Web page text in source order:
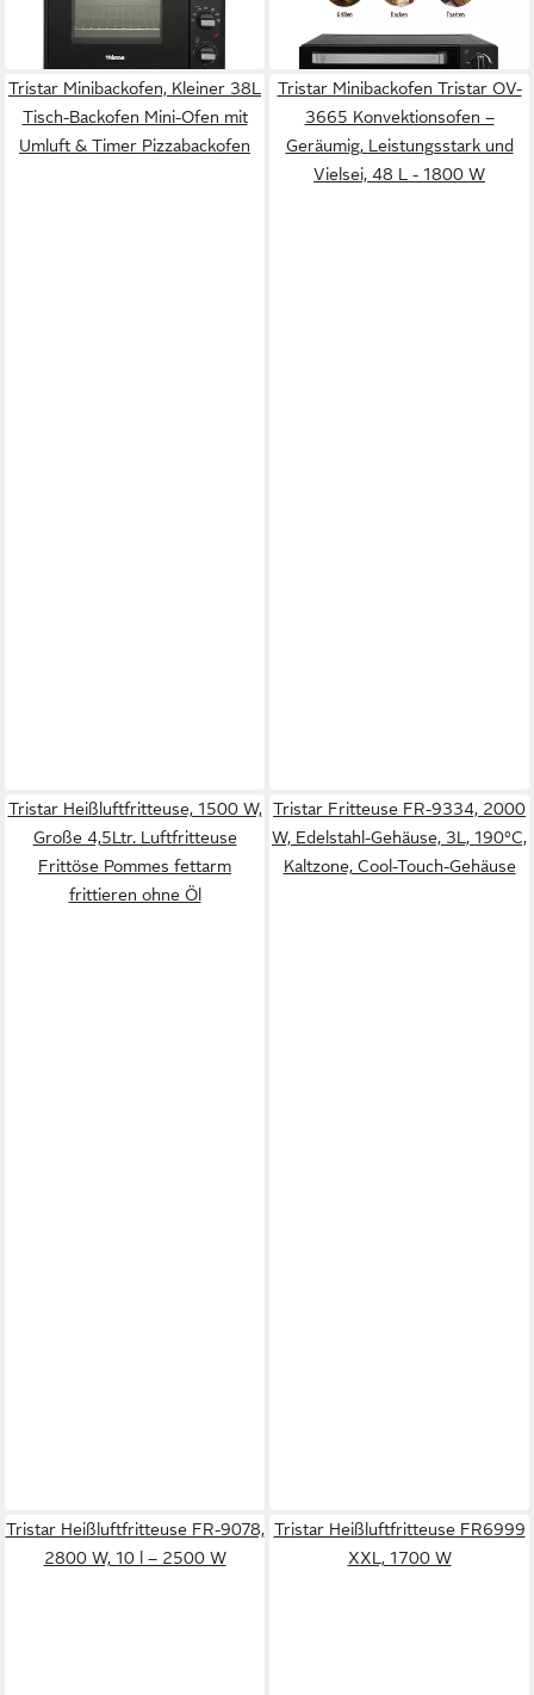
in 3-4 Werktagen bei dir
- 1500W
85,39 €
in 3-4 Werktagen bei dir
Tristar Minibackofen, Kleiner 38L
Tisch-Backofen Mini-Ofen mit
Umluft & Timer Pizzabackofen
Tristar Minibackofen Tristar OV-
3665 Konvektionsofen –
Geräumig, Leistungsstark und
Vielsei, 48 L - 1800 W
Tristar Heißluftfritteuse, 1500 W,
Große 4,5Ltr. Luftfritteuse
Frittöse Pommes fettarm
frittieren ohne Öl
Tristar Fritteuse FR-9334, 2000
W, Edelstahl-Gehäuse, 3L, 190°C,
Kaltzone, Cool-Touch-Gehäuse
Tristar Heißluftfritteuse FR-9078,
2800 W, 10 l – 2500 W
Tristar Heißluftfritteuse FR6999
XXL, 1700 W